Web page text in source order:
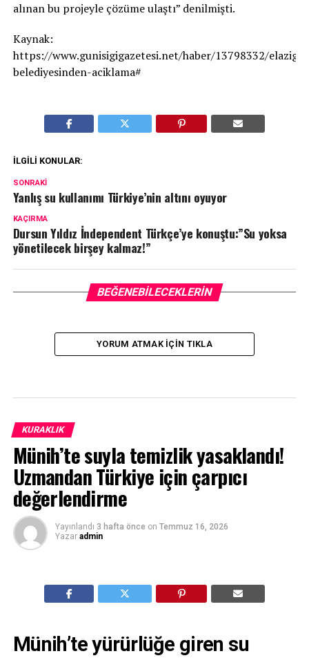
alınan bu projeyle çözüme ulaştı” denilmişti.
Kaynak:
https://www.gunisigigazetesi.net/haber/13798332/elazig-
belediyesinden-aciklama#
İLGILI KONULAR:
SONRAKI
Yanlış su kullanımı Türkiye’nin altını oyuyor
KAÇIRMA
Dursun Yıldız İndependent Türkçe’ye konuştu:”Su yoksa
yönetilecek birşey kalmaz!”
BEĞENEBILECEKLERIN
YORUM ATMAK IÇIN TIKLA
KURAKLIK
Münih’te suyla temizlik yasaklandı!
Uzmandan Türkiye için çarpıcı
değerlendirme
Yayınlandı 3 hafta önce on Temmuz 16, 2026
Yazar admin
Münih’te yürürlüğe giren su